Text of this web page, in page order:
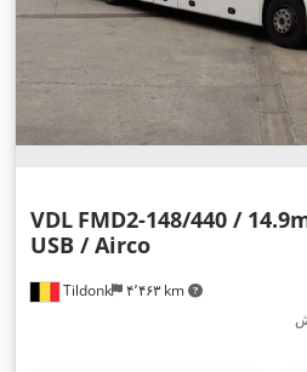
Tildonk ۴٬۴۶۳ km
VDL FMD2-148/440 /
USB / Airco